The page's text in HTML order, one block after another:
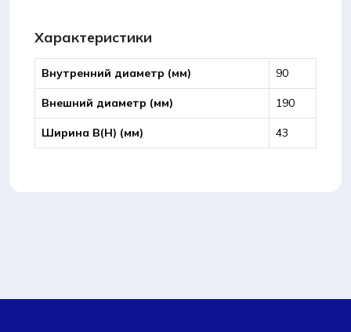
Характеристики
Внутренний диаметр (мм) 90
Внешний диаметр (мм) 190
Ширина B(Н) (мм) 43